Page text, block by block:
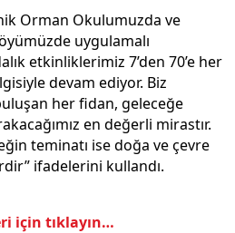
Orman Okulumuzda ve
uygulamalı
etkinliklerimiz 7’den 70’e her
devam ediyor. Biz
her fidan, geleceğe
en değerli mirastır.
teminatı ise doğa ve çevre
ifadelerini kullandı.
için tıklayın…